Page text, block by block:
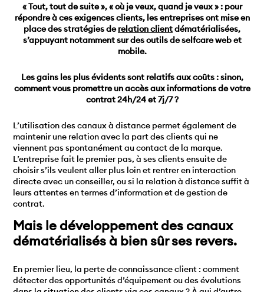
« Tout, tout de suite », « où je veux, quand je veux » : pour
répondre à ces exigences clients, les entreprises ont mise en
place des stratégies derelation clientdématérialisées,
s’appuyant notamment sur des outils de selfcare web et
mobile.
Les gains les plus évidents sont relatifs aux coûts : sinon,
comment vous promettre un accès aux informations de votre
contrat 24h/24 et 7j/7 ?
L’utilisation des canaux à distance permet également de
maintenir une relation avec la part des clients qui ne
viennent pas spontanément au contact de la marque.
L’entreprise fait le premier pas, à ses clients ensuite de
choisir s’ils veulent aller plus loin et rentrer en interaction
directe avec un conseiller, ou si la relation à distance suffit à
leurs attentes en termes d’information et de gestion de
contrat.
Mais le développement des canaux
dématérialisés à bien sûr ses revers.
En premier lieu, la perte de connaissance client : comment
détecter des opportunités d’équipement ou des évolutions